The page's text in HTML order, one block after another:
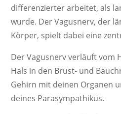
differenzierter arbeitet, als
wurde. Der Vagusnerv, der
Körper, spielt dabei eine
Der Vagusnerv verläuft vom
Hals in den Brust- und
Gehirn mit deinen Organen
deines Parasympathikus.